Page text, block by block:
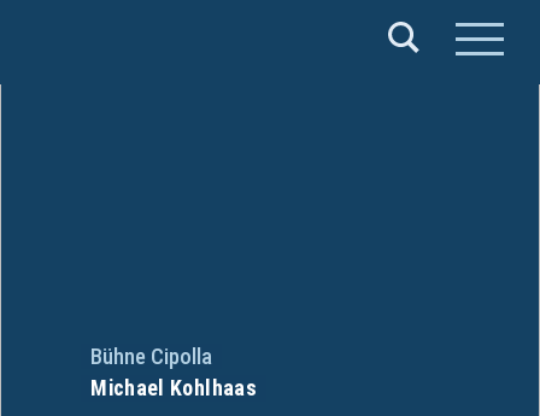
Bühne Cipolla
Michael Kohlhaas